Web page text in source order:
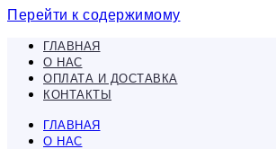
Перейти к содержимому
ГЛАВНАЯ
О НАС
ОПЛАТА И ДОСТАВКА
КОНТАКТЫ
ГЛАВНАЯ
О НАС